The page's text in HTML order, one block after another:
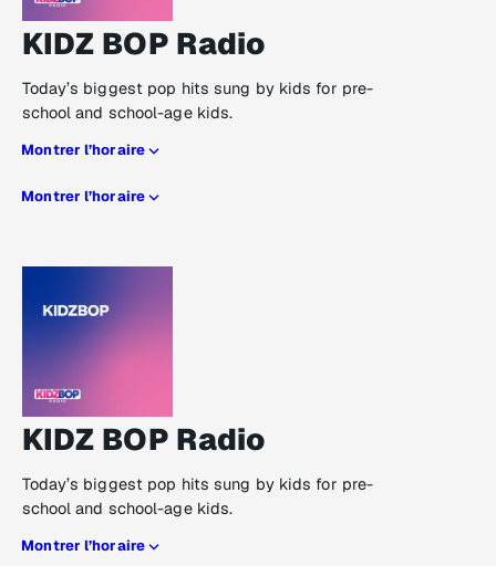
KIDZ BOP Radio
Today’s biggest pop hits sung by kids for pre-
school and school-age kids.
Montrer l’horaire
Montrer l’horaire
KIDZ BOP Radio
Today’s biggest pop hits sung by kids for pre-
school and school-age kids.
Montrer l’horaire